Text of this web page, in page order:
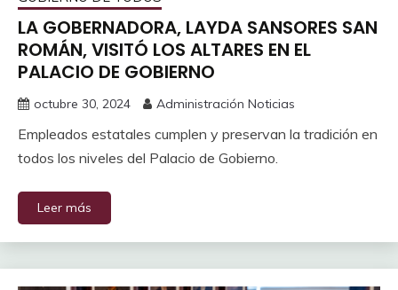
LA GOBERNADORA, LAYDA SANSORES SAN
ROMÁN, VISITÓ LOS ALTARES EN EL
PALACIO DE GOBIERNO
octubre 30, 2024 Administración Noticias
Empleados estatales cumplen y preservan la tradición en
todos los niveles del Palacio de Gobierno.
Leer más